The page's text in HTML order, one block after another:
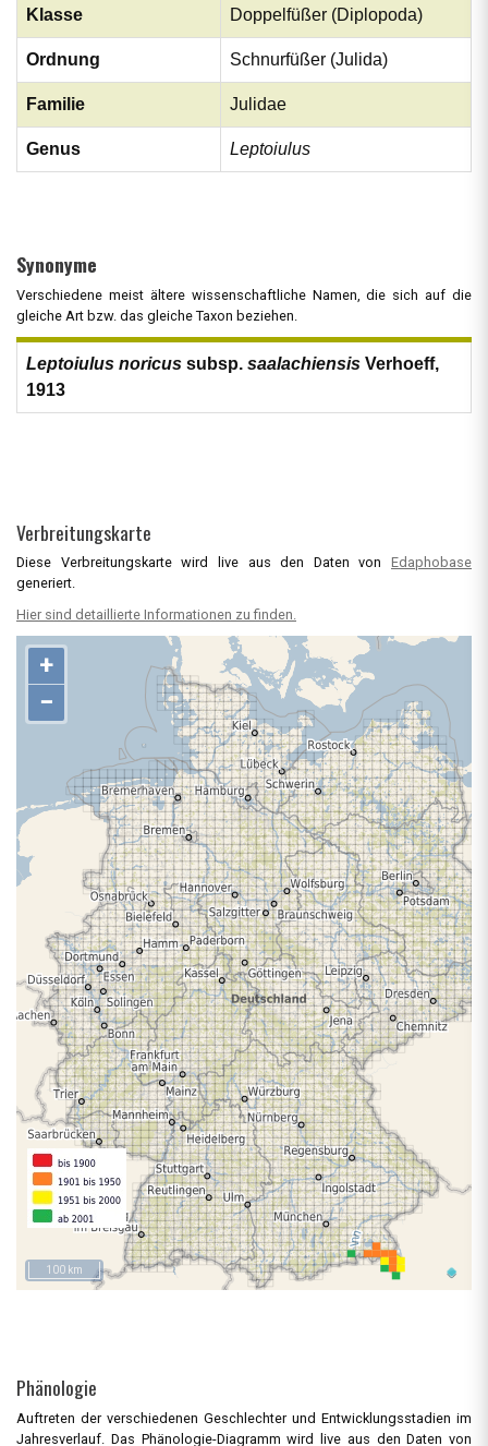
Klasse Doppelfüßer (Diplopoda)
Ordnung Schnurfüßer (Julida)
Familie Julidae
Genus Leptoiulus
Synonyme
Verschiedene meist ältere wissenschaftliche Namen, die sich auf die
gleiche Art bzw. das gleiche Taxon beziehen.
Leptoiulus noricus subsp. saalachiensis Verhoeff,
1913
Verbreitungskarte
Diese Verbreitungskarte wird live aus den Daten von Edaphobase
generiert.
Hier sind detaillierte Informationen zu finden.
+
−
100 km
Phänologie
Auftreten der verschiedenen Geschlechter und Entwicklungsstadien im
Jahresverlauf. Das Phänologie-Diagramm wird live aus den Daten von